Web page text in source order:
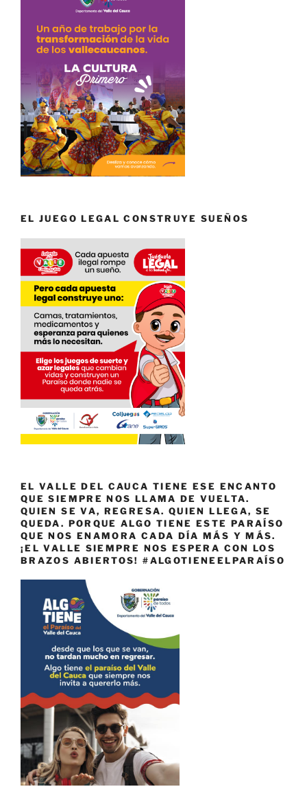
EL JUEGO LEGAL CONSTRUYE SUEÑOS
EL VALLE DEL CAUCA TIENE ESE ENCANTO
QUE SIEMPRE NOS LLAMA DE VUELTA.
QUIEN SE VA, REGRESA. QUIEN LLEGA, SE
QUEDA. PORQUE ALGO TIENE ESTE PARAÍSO
QUE NOS ENAMORA CADA DÍA MÁS Y MÁS.
¡EL VALLE SIEMPRE NOS ESPERA CON LOS
BRAZOS ABIERTOS! #ALGOTIENEELPARAÍSO